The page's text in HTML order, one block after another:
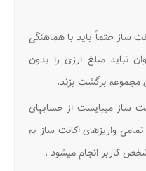
ساز حتماً باید با هماهنگی
نباید مبلغ ارزی را بدون
مجموعه برگشت بزند.
ساز میبایست از حسابهای
واریزهای اکانت ساز به
کاربر انجام میشود .